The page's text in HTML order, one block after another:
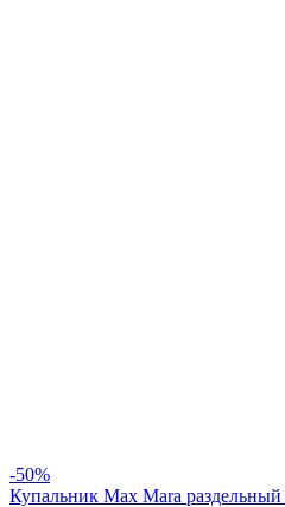
-50%
Купальник Max Mara